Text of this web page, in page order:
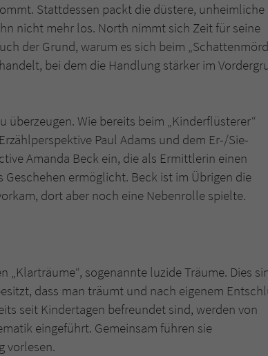
Stattdessen packt die düstere, unheimliche
nicht mehr los. North nimmt sich Zeit für seine
der Grund, warum es sich beim
bei dem die Handlung stärker im
überzeugen. Wie bereits beim „Kinderflüsterer“
Paul Adams und dem Er-/Sie-
Amanda Beck ein, die als Ermittlerin einen
ermöglicht. Beck ist im Übrigen die
dort aber noch eine Nebenrolle spielte.
„Klarträume“, sogenannte luzide Träume. Dies
dass man träumt und nach eigenem
seit Kindertagen befreundet sind, werden von
eingeführt. Gemeinsam führen sie
vorlesen.